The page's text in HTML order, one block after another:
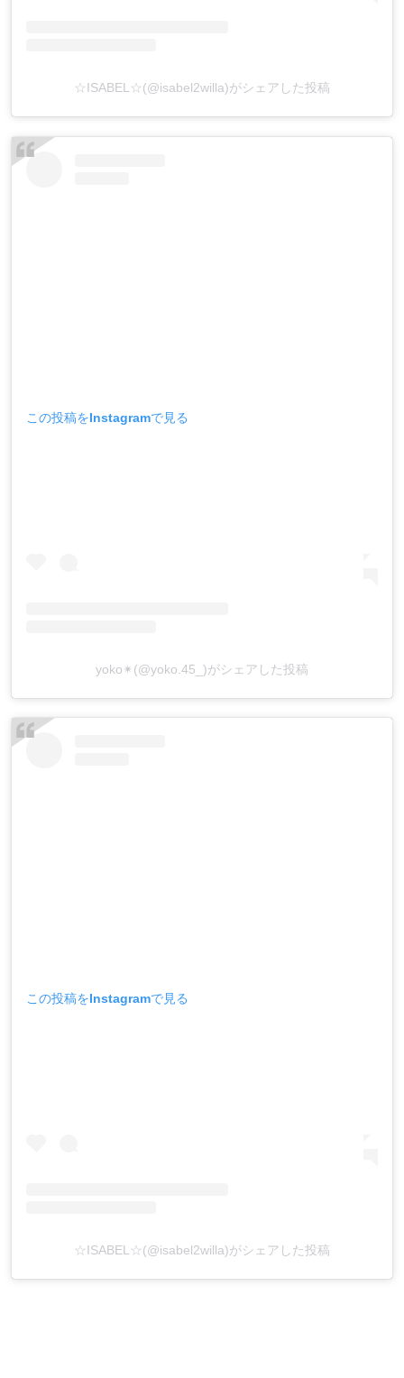
☆ISABEL☆(@isabel2willa)がシェアした投稿
この投稿をInstagramで見る
yoko✴︎(@yoko.45_)がシェアした投稿
この投稿をInstagramで見る
☆ISABEL☆(@isabel2willa)がシェアした投稿